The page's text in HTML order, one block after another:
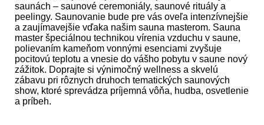
saunách – saunové ceremoniály, saunové rituály a
peelingy. Saunovanie bude pre vás oveľa intenzívnejšie
a zaujímavejšie vďaka našim sauna masterom. Sauna
master špeciálnou technikou vírenia vzduchu v saune,
polievaním kameňom vonnými esenciami zvyšuje
pocitovú teplotu a vnesie do vášho pobytu v saune nový
zážitok. Doprajte si výnimočný wellness a skvelú
zábavu pri rôznych druhoch tematických saunových
show, ktoré sprevádza príjemná vôňa, hudba, osvetlenie
a príbeh.